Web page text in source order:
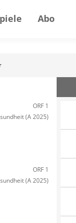
Abo
ORF 1
(A 2025)
ORF 1
(A 2025)